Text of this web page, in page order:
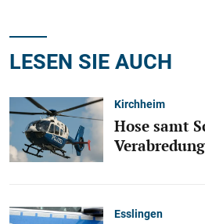
LESEN SIE AUCH
Kirchheim
Hose samt
Esslingen